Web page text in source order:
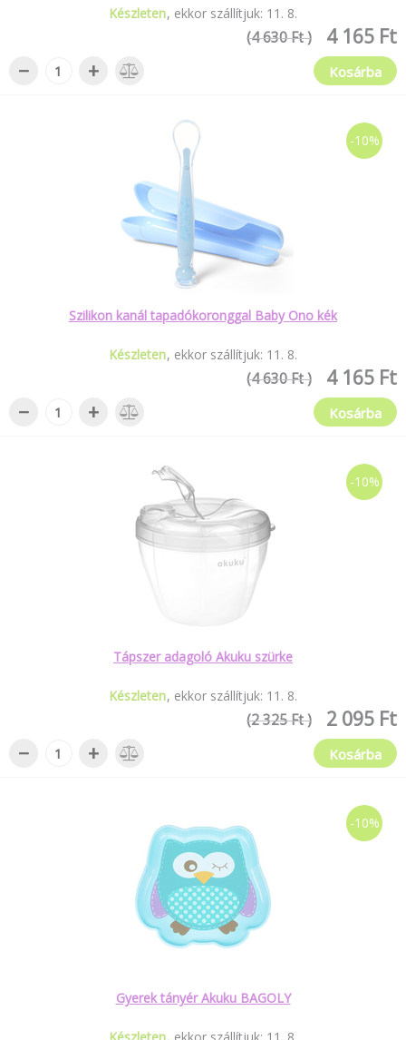
Készleten ekkor szállítjuk: 11 . 8.
4 165 Ft
(4 630 Ft )
− + Kosárba
-10%
Szilikon kanál tapadókoronggal Baby Ono kék
Készleten ekkor szállítjuk: 11 . 8.
4 165 Ft
(4 630 Ft )
− + Kosárba
-10%
Tápszer adagoló Akuku szürke
Készleten ekkor szállítjuk: 11 . 8.
2 095 Ft
(2 325 Ft )
− + Kosárba
-10%
Gyerek tányér Akuku BAGOLY